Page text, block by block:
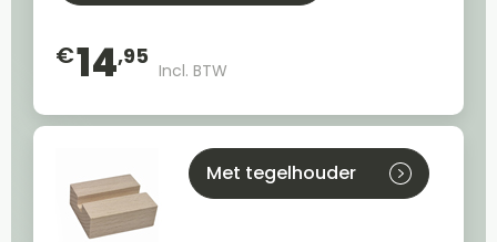
€14,95
Incl. BTW
Met tegelhouder